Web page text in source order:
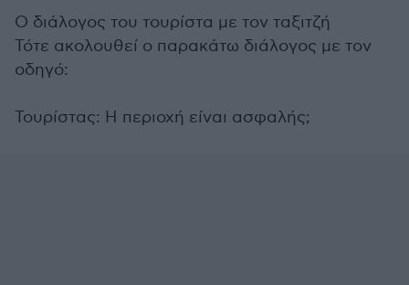
Ο διάλογος του τουρίστα με τον ταξιτζή
Τότε ακολουθεί ο παρακάτω διάλογος με τον
οδηγό:
Τουρίστας: Η περιοχή είναι ασφαλής;